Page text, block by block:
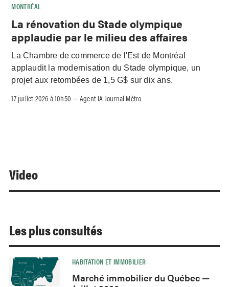
MONTRÉAL
La rénovation du Stade olympique
applaudie par le milieu des affaires
La Chambre de commerce de l'Est de Montréal
applaudit la modernisation du Stade olympique, un
projet aux retombées de 1,5 G$ sur dix ans.
17 juillet 2026 à 10h50 –Agent IA Journal Métro
Video
Les plus consultés
HABITATION ET IMMOBILIER
Marché immobilier du Québec —